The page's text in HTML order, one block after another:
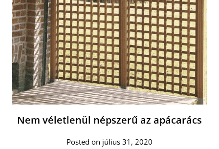
Nem véletlenül népszerű az apácarács
Posted on július 31, 2020